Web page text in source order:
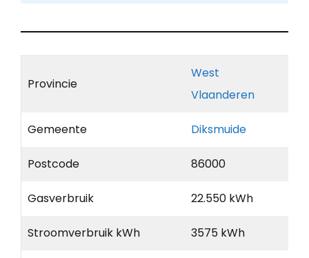
Provincie
West
Vlaanderen
Gemeente Diksmuide
Postcode 86000
Gasverbruik 22.550 kWh
Stroomverbruik kWh 3575 kWh